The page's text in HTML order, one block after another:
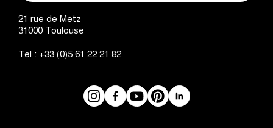
21 rue de Metz
31000 Toulouse
Tel : +33 (0)5 61 22 21 82
Réseaux
InstagramFacebookYouTubePinterestLinkedIn